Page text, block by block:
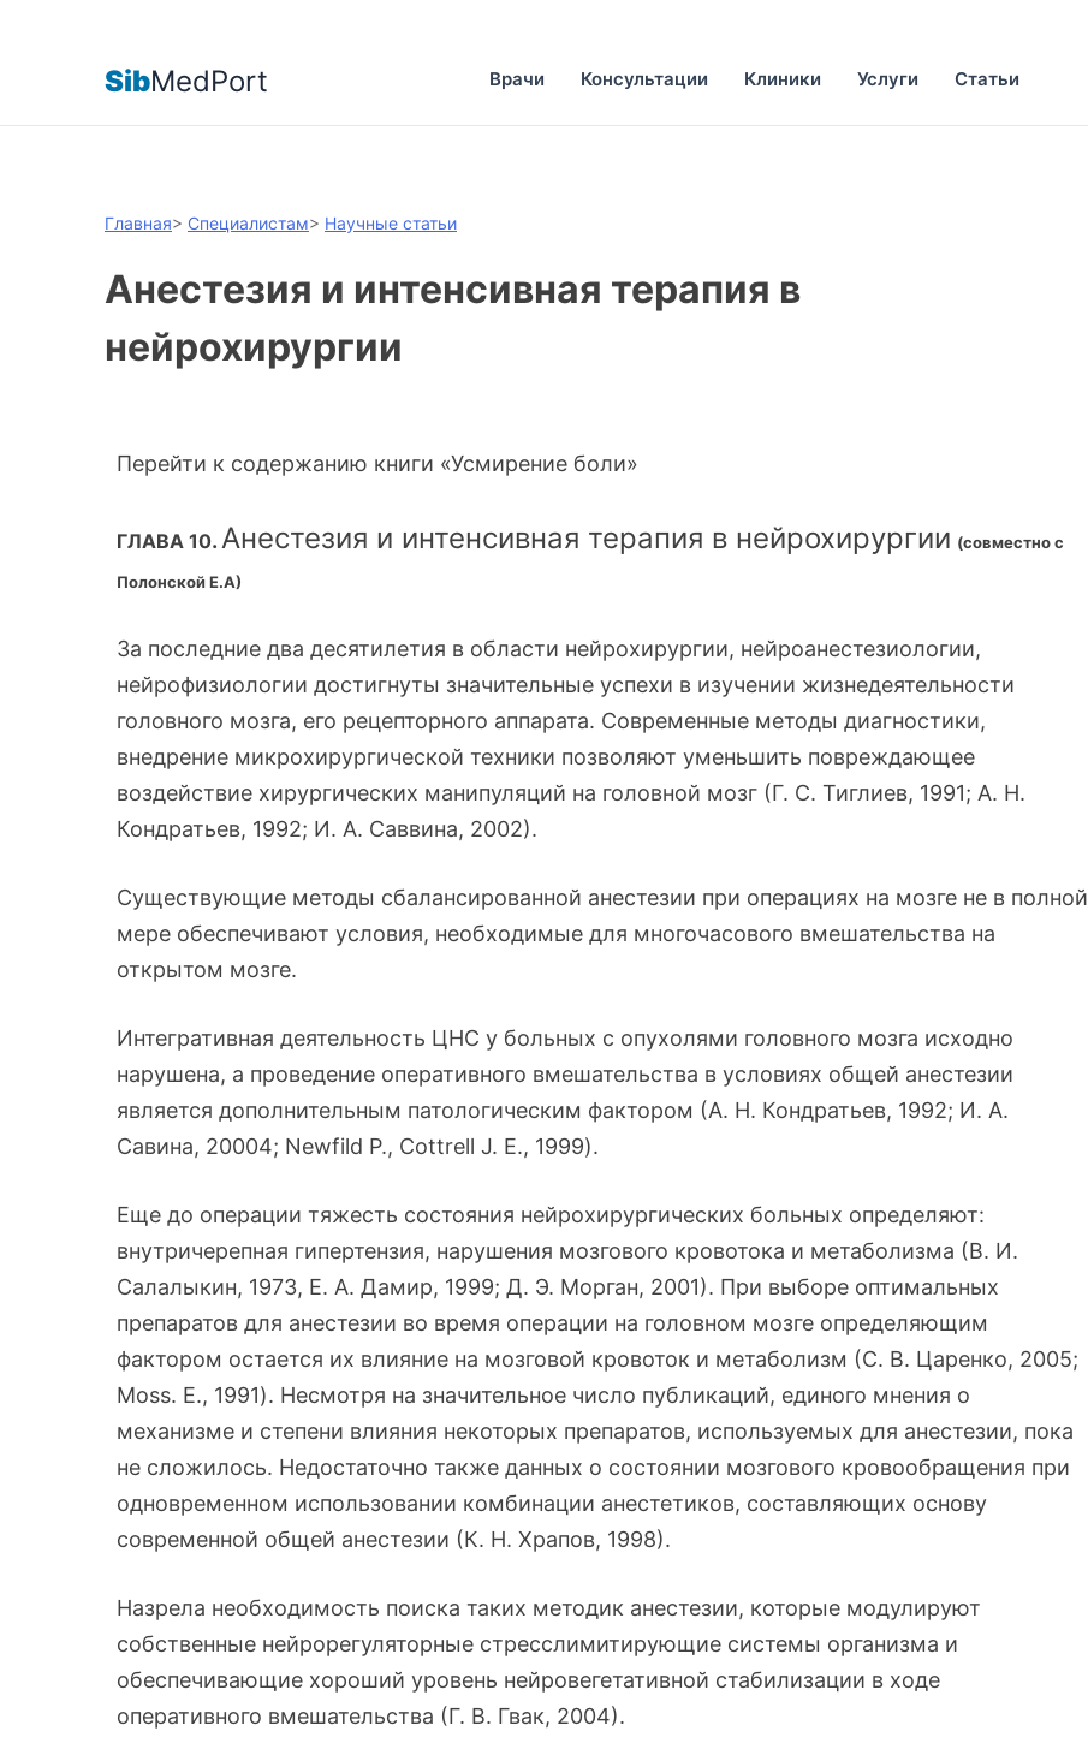
SibMedPort Врачи Консультации Клиники Услуги Статьи
Главная> Специалистам> Научные статьи
Анестезия и интенсивная терапия в
нейрохирургии
Перейти к содержанию книги «Усмирение боли»
ГЛАВА 10.Анестезия и интенсивная терапия в нейрохирургии (совместно с
Полонской Е.А)
За последние два десятилетия в области нейрохирургии, нейроанестезиологии,
нейрофизиологии достигнуты значительные успехи в изучении жизнедеятельности
головного мозга, его рецепторного аппарата. Современные методы диагностики,
внедрение микрохирургической техники позволяют уменьшить повреждающее
воздействие хирургических манипуляций на головной мозг (Г. С. Тиглиев, 1991; А. Н.
Кондратьев, 1992; И. А. Саввина, 2002).
Существующие методы сбалансированной анестезии при операциях на мозге не в полной
мере обеспечивают условия, необходимые для многочасового вмешательства на
открытом мозге.
Интегративная деятельность ЦНС у больных с опухолями головного мозга исходно
нарушена, а проведение оперативного вмешательства в условиях общей анестезии
является дополнительным патологическим фактором (А. Н. Кондратьев, 1992; И. А.
Савина, 20004; Newfild P., Cottrell J. E., 1999).
Еще до операции тяжесть состояния нейрохирургических больных определяют:
внутричерепная гипертензия, нарушения мозгового кровотока и метаболизма (В. И.
Салалыкин, 1973, Е. А. Дамир, 1999; Д. Э. Морган, 2001). При выборе оптимальных
препаратов для анестезии во время операции на головном мозге определяющим
фактором остается их влияние на мозговой кровоток и метаболизм (С. В. Царенко, 2005;
Moss. E., 1991). Несмотря на значительное число публикаций, единого мнения о
механизме и степени влияния некоторых препаратов, используемых для анестезии, пока
не сложилось. Недостаточно также данных о состоянии мозгового кровообращения при
одновременном использовании комбинации анестетиков, составляющих основу
современной общей анестезии (К. Н. Храпов, 1998).
Назрела необходимость поиска таких методик анестезии, которые модулируют
собственные нейрорегуляторные стресслимитирующие системы организма и
обеспечивающие хороший уровень нейровегетативной стабилизации в ходе
оперативного вмешательства (Г. В. Гвак, 2004).